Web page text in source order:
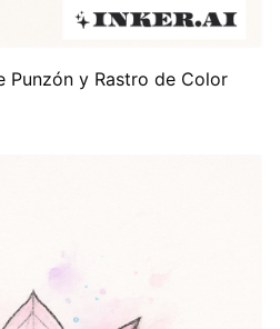
Punzón y Rastro de Color